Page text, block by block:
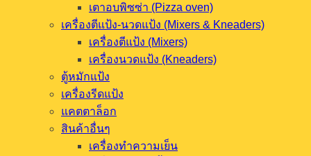
เตาอบพิซซ่า (Pizza oven)
เครื่องตีแป้ง-นวดแป้ง (Mixers & Kneaders)
เครื่องตีแป้ง (Mixers)
เครื่องนวดแป้ง (Kneaders)
ตู้หมักแป้ง
เครื่องรีดแป้ง
แคตตาล็อก
สินค้าอื่นๆ
เครื่องทำความเย็น